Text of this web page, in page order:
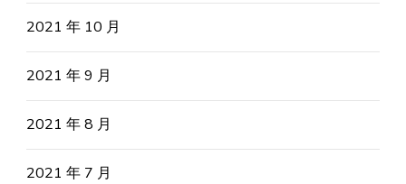
2021 年 10 月
2021 年 9 月
2021 年 8 月
2021 年 7 月